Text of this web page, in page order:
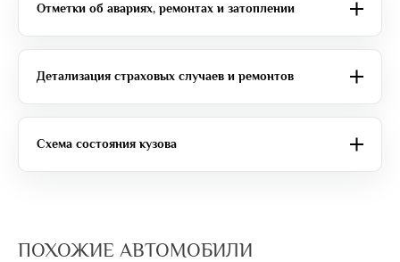
Отметки об авариях, ремонтах и затоплении
Детализация страховых случаев и ремонтов
Схема состояния кузова
ПОХОЖИЕ АВТОМОБИЛИ